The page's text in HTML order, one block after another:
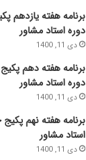
برنامه هفته یازدهم
دوره استاد مشاور
دی 11, 1400
برنامه هفته دهم
دوره استاد مشاور
دی 11, 1400
برنامه هفته نهم
استاد مشاور
دی 11, 1400